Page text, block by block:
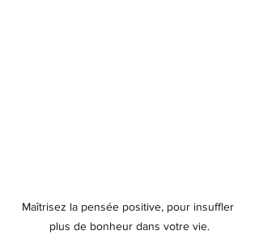
Maîtrisez la pensée positive, pour insuffler
plus de bonheur dans votre vie.